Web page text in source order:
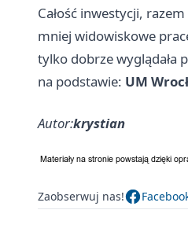
Całość inwestycji,
mniej widowiskowe
tylko dobrze wyglądała
na podstawie: UM
Autor:krystian
Zaobserwuj nas!